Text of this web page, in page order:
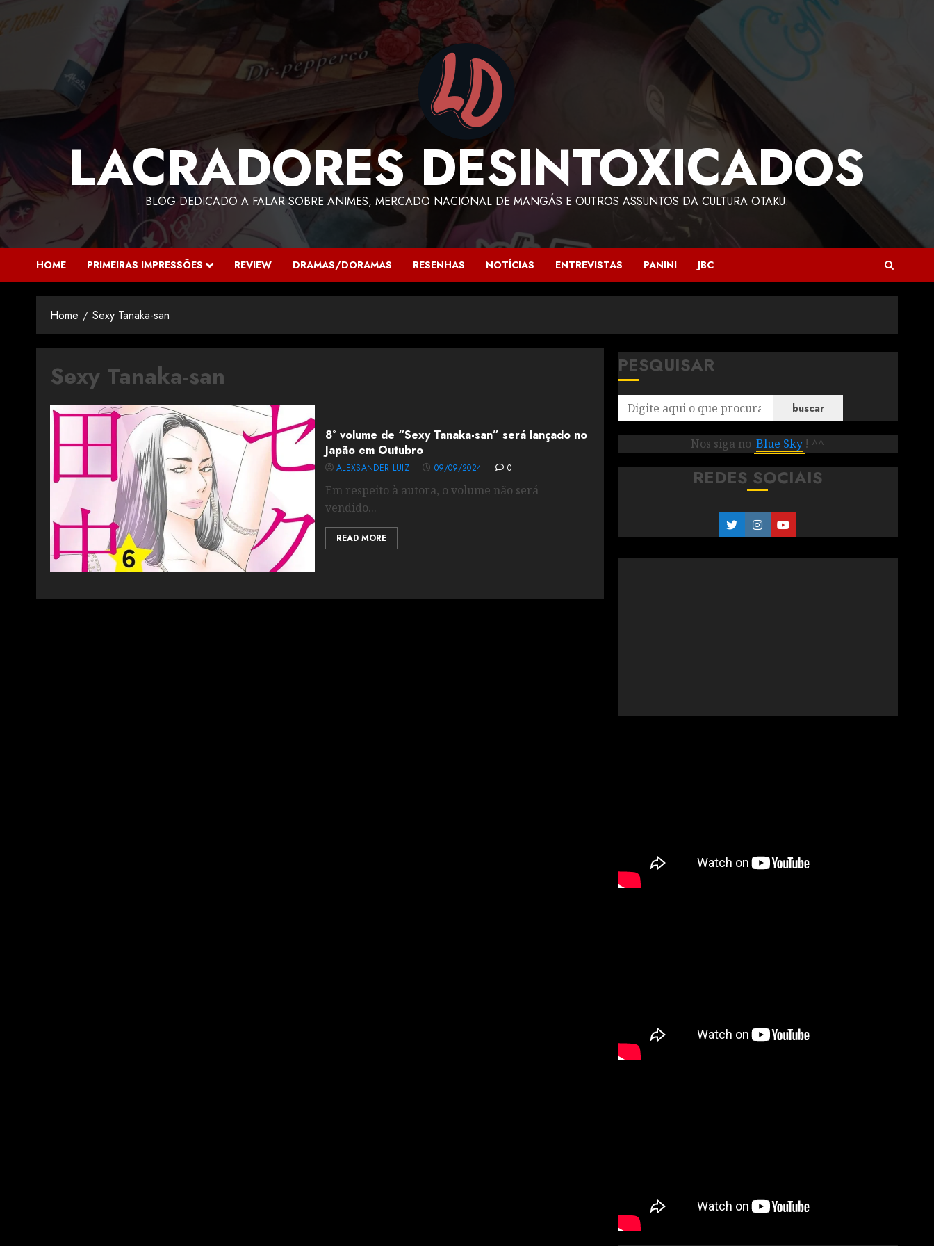
LACRADORES DESINTOXICADOS
BLOG DEDICADO A FALAR SOBRE ANIMES, MERCADO NACIONAL DE MANGÁS E OUTROS ASSUNTOS DA CULTURA OTAKU.
HOME PRIMEIRAS IMPRESSÕES REVIEW DRAMAS/DORAMAS RESENHAS NOTÍCIAS ENTREVISTAS PANINI JBC
Home Sexy Tanaka-san
Sexy Tanaka-san
8° volume de “Sexy Tanaka-san” será lançado no
Japão em Outubro
ALEXSANDER LUIZ 09/09/2024 0
Em respeito à autora, o volume não será
vendido...
READ MORE
PESQUISAR
buscar
Nos siga no Blue Sky ! ^^
REDES SOCIAIS